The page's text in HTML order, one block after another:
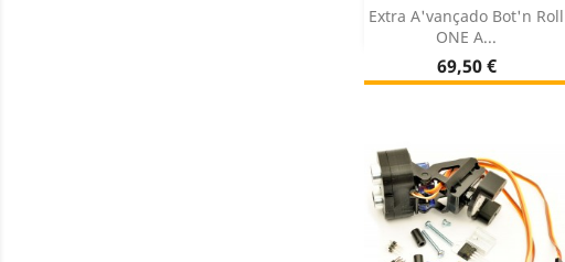
Extra A'vançado Bot'n Roll
ONE A...
Preço
69,50 €
Adicionar 
Sem stock